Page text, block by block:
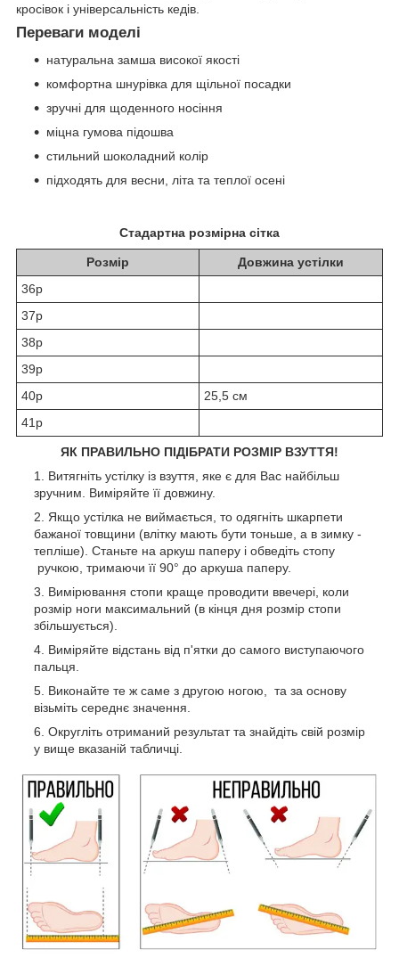
кросівок і універсальність кедів.
Переваги моделі
натуральна замша високої якості
комфортна шнурівка для щільної посадки
зручні для щоденного носіння
міцна гумова підошва
стильний шоколадний колір
підходять для весни, літа та теплої осені
Стадартна розмірна сітка
Розмір
Довжина устілки
36р
37р
38р
39р
40р
25,5 см
41р
ЯК ПРАВИЛЬНО ПІДІБРАТИ РОЗМІР ВЗУТТЯ!
Витягніть устілку із взуття, яке є для Вас найбільш
зручним. Виміряйте її довжину.
Якщо устілка не виймається, то одягніть шкарпети
бажаної товщини (влітку мають бути тоньше, а в зимку -
тепліше). Станьте на аркуш паперу і обведіть стопу
ручкою, тримаючи її 90° до аркуша паперу.
Вимірювання стопи краще проводити ввечері, коли
розмір ноги максимальний (в кінця дня розмір стопи
збільшується).
Виміряйте відстань від п'ятки до самого виступаючого
пальця.
Виконайте те ж саме з другою ногою, та за основу
візьміть середнє значення.
Округліть отриманий результат та знайдіть свій розмір
у вище вказаній табличці.